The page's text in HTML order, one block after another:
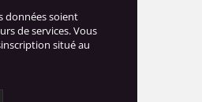
données soient
de services. Vous
situé au